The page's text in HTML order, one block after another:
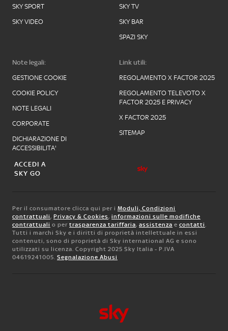
SKY SPORT
SKY VIDEO
SKY TV
SKY BAR
SPAZI SKY
Note legali:
GESTIONE COOKIE
COOKIE POLICY
NOTE LEGALI
CORPORATE
DICHIARAZIONE DI
ACCESSIBILITA'
Link utili:
REGOLAMENTO X FACTOR 2025
REGOLAMENTO TELEVOTO X
FACTOR 2025 E PRIVACY
X FACTOR 2025
SITEMAP
ACCEDI A
SKY GO
Per il consumatore clicca qui per i Moduli, Condizioni
contrattuali, Privacy & Cookies, informazioni sulle modifiche
contrattuali o per trasparenza tariffaria, assistenza e contatti.
Tutti i marchi Sky e i diritti di proprietà intellettuale in essi
contenuti, sono di proprietà di Sky international AG e sono
utilizzati su licenza. Copyright 2025 Sky Italia - P.IVA
04619241005. Segnalazione Abusi